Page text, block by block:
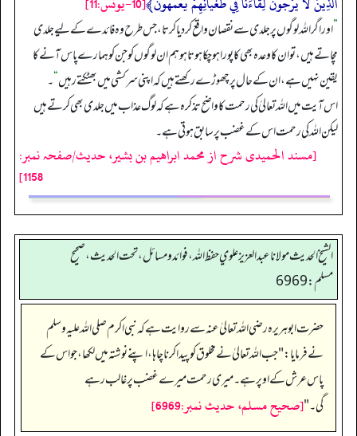
”اور اگر اللہ لوگوں پر جلدی سے نقصان واقع کر دیا کرتا، جس طرح وہ فائدے کے لیے جلدی
مچاتے ہیں، تو ان کا وعدہ بھی کا پورا ہو چکا ہوتا ہو ہم ان لوگوں کو جن کو ہمارے پاس آنے کا
یقین نہیں ہے، ان کے حال پر چھوڑے رکھتے ہیں کہ اپنی سرکشی میں بھٹکتے رہیں“۔
اس آیت میں اللہ تعالیٰ کی رحمت کا واضح تذکرہ ہے کہ لوگ عذاب میں جلدی بھی کرتے ہیں
لیکن اللہ کی رحمت اس کے غضب پر سابق ہوتی ہے۔
[مسند الحمیدی شرح از محمد ابراهيم بن بشير، حدیث/صفحہ نمبر:
1158]
الشيخ الحديث مولانا عبدالعزيز علوي حفظ الله، فوائد و مسائل، تحت الحديث ، صحيح
مسلم: 6969
حضرت ابوہر یرہ رضی اللہ تعالیٰ عنہ سے روایت ہے کہ نبی اکرم صلی اللہ علیہ وسلم
نے فرمایا:"جب اللہ تعالیٰ نے مخلوق کو پیدا کرنا چاہا،اپنے نوشتہ میں لکھا، جو اس کے
پاس عرش کے اوپر ہے۔ میری رحمت میرے غضب پر غالب رہے
گی۔"[صحيح مسلم، حديث نمبر:6969]